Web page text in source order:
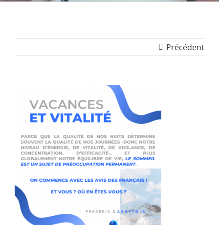
Précédent